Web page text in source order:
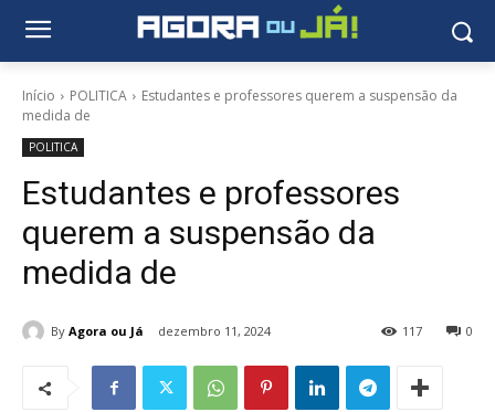
Início POLITICA
Estudantes e professores querem a suspensão da
medida de
POLITICA
Estudantes e professores
querem a suspensão da
medida de
By Agora ou Já dezembro 11, 2024 0
117